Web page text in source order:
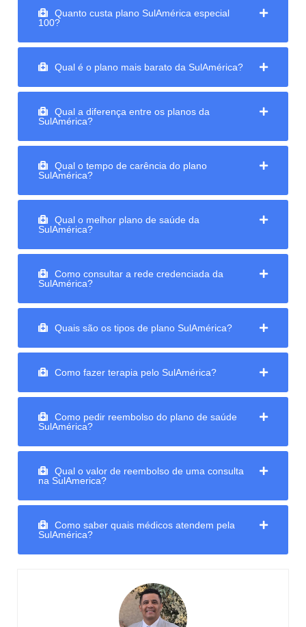
Quanto custa plano SulAmérica especial
100?
Qual é o plano mais barato da SulAmérica?
Qual a diferença entre os planos da
SulAmérica?
Qual o tempo de carência do plano
SulAmérica?
Qual o melhor plano de saúde da
SulAmérica?
Como consultar a rede credenciada da
SulAmérica?
Quais são os tipos de plano SulAmérica?
Como fazer terapia pelo SulAmérica?
Como pedir reembolso do plano de saúde
SulAmérica?
Qual o valor de reembolso de uma consulta
na SulAmerica?
Como saber quais médicos atendem pela
SulAmérica?